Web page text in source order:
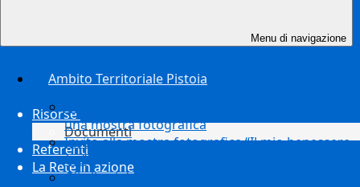
Risorse
Documenti
Referenti
La Rete in azione
Menu di navigazione
Ambito Territoriale Pistoia
una mostra fotografica
Invito alla mostra fotografica “Il mio benessere
è…”
Gli alberi dentro le scuole. Inizia alla scuola